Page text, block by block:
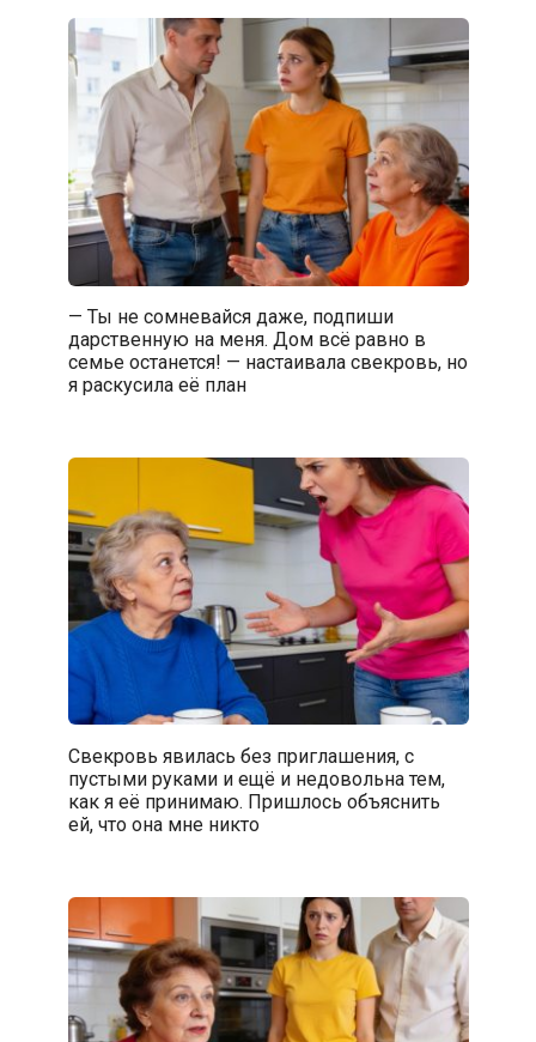
— Ты не сомневайся даже, подпиши
дарственную на меня. Дом всё равно в
семье останется! — настаивала свекровь, но
я раскусила её план
Свекровь явилась без приглашения, с
пустыми руками и ещё и недовольна тем,
как я её принимаю. Пришлось объяснить
ей, что она мне никто